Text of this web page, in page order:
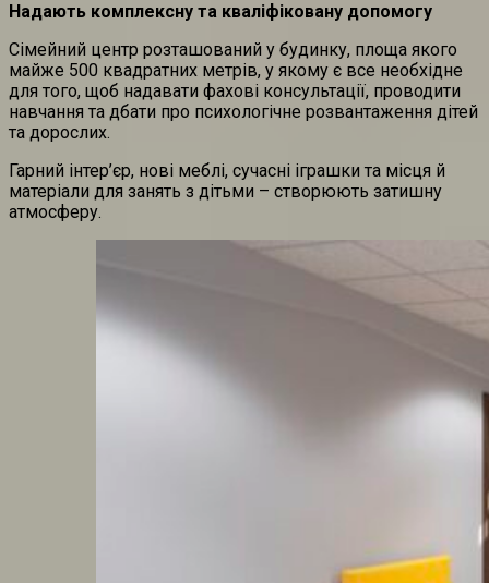
Надають комплексну та кваліфіковану допомогу
Сімейний центр розташований у будинку, площа якого
майже 500 квадратних метрів, у якому є все необхідне
для того, щоб надавати фахові консультації, проводити
навчання та дбати про психологічне розвантаження дітей
та дорослих.
Гарний інтер’єр, нові меблі, сучасні іграшки та місця й
матеріали для занять з дітьми – створюють затишну
атмосферу.